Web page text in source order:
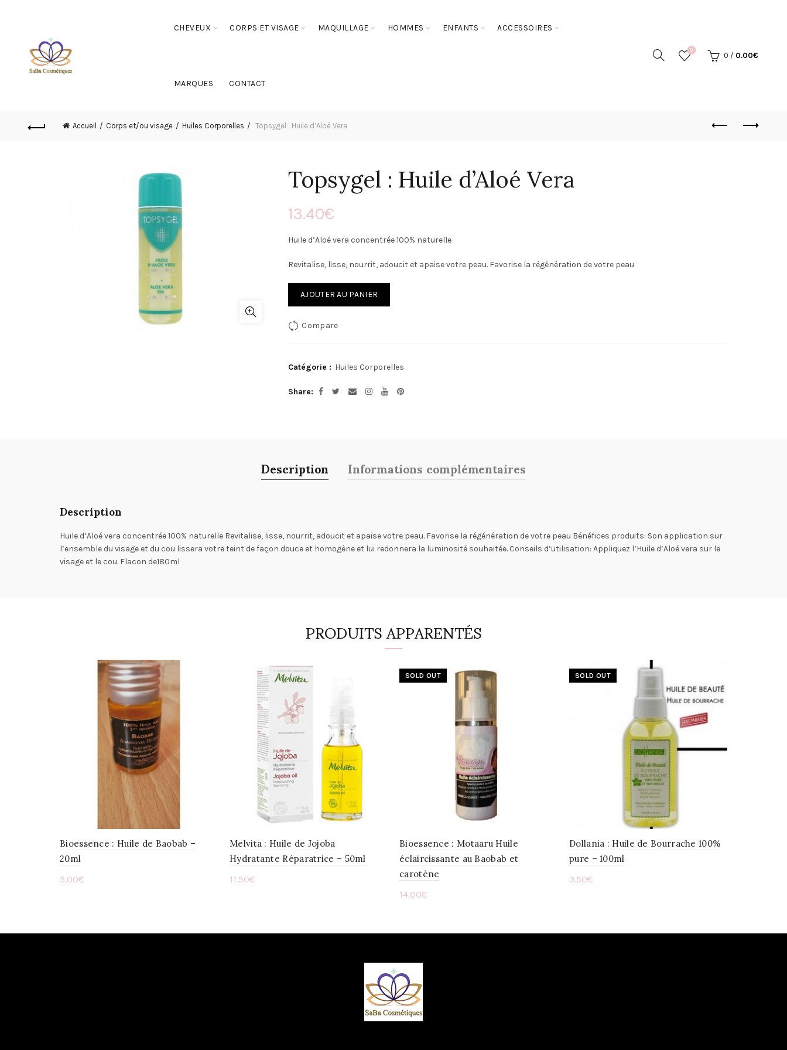
CHEVEUX CORPS ET VISAGE MAQUILLAGE HOMMES ENFANTS ACCESSOIRES
MARQUES CONTACT
0
0 / 0.00€
Accueil Corps et/ou visage Huiles Corporelles Topsygel : Huile d’Aloé Vera
Topsygel : Huile d’Aloé Vera
13.40€
Huile d’Aloé vera concentrée 100% naturelle
Revitalise, lisse, nourrit, adoucit et apaise votre peau. Favorise la régénération de votre peau
AJOUTER AU PANIER
Compare
Catégorie : Huiles Corporelles
Share
Description Informations complémentaires
Description
Huile d’Aloé vera concentrée 100% naturelle Revitalise, lisse, nourrit, adoucit et apaise votre peau. Favorise la régénération de votre peau Bénéfices produits: Son application sur
l’ensemble du visage et du cou lissera votre teint de façon douce et homogène et lui redonnera la luminosité souhaitée. Conseils d’utilisation: Appliquez l’Huile d’Aloé vera sur le
visage et le cou. Flacon de180ml
PRODUITS APPARENTÉS
Bioessence : Huile de Baobab –
20ml
5.00€
Melvita : Huile de Jojoba
Hydratante Réparatrice – 50ml
11.50€
SOLD OUT
Bioessence : Motaaru Huile
éclaircissante au Baobab et
carotène
14.00€
SOLD OUT
Dollania : Huile de Bourrache 100%
pure – 100ml
3.50€